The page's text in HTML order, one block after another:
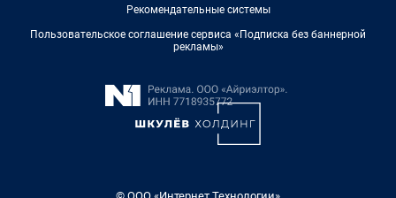
Рекомендательные системы
Пользовательское соглашение сервиса «Подписка без баннерной
рекламы»